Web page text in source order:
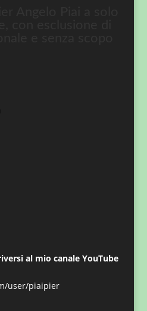
al mio canale YouTube
user/piaipier